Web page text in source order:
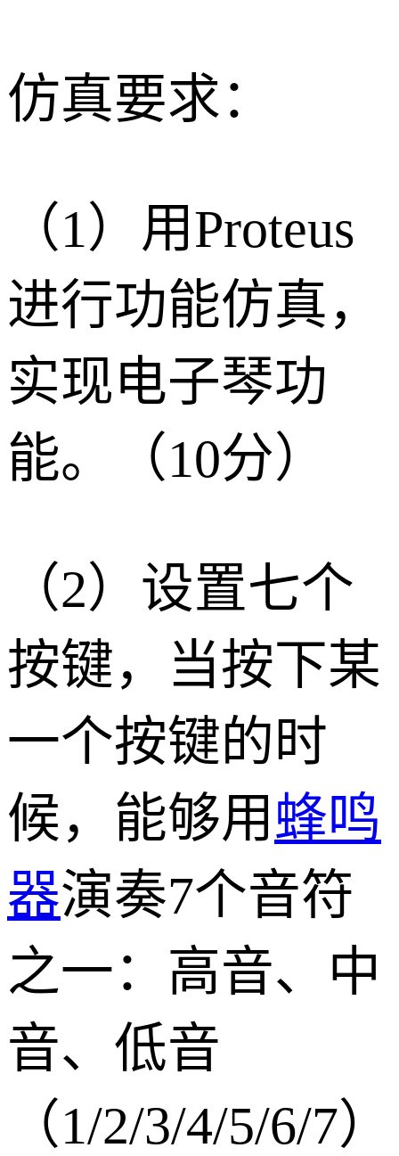
仿真要求：
（1）用Proteus
进行功能仿真，
实现电子琴功
能。（10分）
（2）设置七个
按键，当按下某
一个按键的时
候，能够用蜂鸣
器演奏7个音符
之一：高音、中
音、低音
（1/2/3/4/5/6/7）